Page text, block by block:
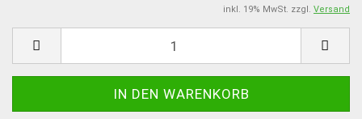
inkl. 19% MwSt. zzgl. Versand